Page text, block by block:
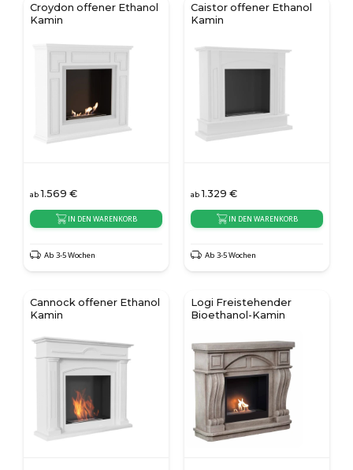
Croydon offener Ethanol
Kamin
ab 1.569 €
IN DEN WARENKORB
Ab 3-5 Wochen
Caistor offener Ethanol
Kamin
ab 1.329 €
IN DEN WARENKORB
Ab 3-5 Wochen
Cannock offener Ethanol
Kamin
Logi Freistehender
Bioethanol-Kamin